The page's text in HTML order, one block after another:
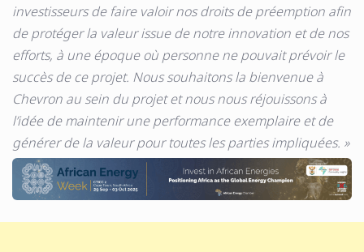
investisseurs de faire valoir nos droits de préemption afin
de protéger la valeur issue de notre innovation et de nos
efforts, à une époque où personne ne pouvait prévoir le
succès de ce projet. Nous souhaitons la bienvenue à
Chevron au sein du projet et nous nous réjouissons à
l’idée de maintenir une performance exemplaire et de
générer de la valeur pour toutes les parties impliquées. »